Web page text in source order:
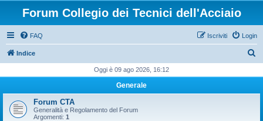
Forum Collegio dei Tecnici dell'Acciaio
FAQ Login
Iscriviti
Indice
c
Oggi è 09 ago 2026, 16:12
Generale
Forum CTA
Generalità e Regolamento del Forum
Argomenti: 1